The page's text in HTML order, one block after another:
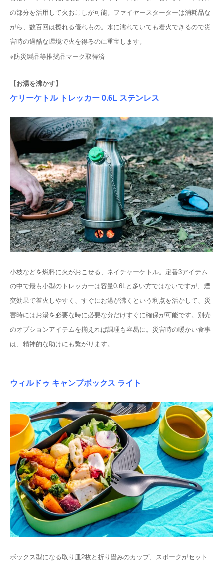
の部分を活用して火おこしが可能。ファイヤースターターは消耗品な
がら、数百回は擦れる優れもの。水に濡れていても着火できるので災
害時の過酷な環境で火を得るのに重宝します。
※防災製品等推奨品マーク取得済
【お湯を沸かす】
ケリーケトル トレッカー 0.6L ステンレス
小枝などを燃料に火がおこせる、ネイチャーケトル。定番3アイテム
の中で最も小型のトレッカーは容量0.6Lと多い方ではないですが、煙
突効果で着火しやすく、すぐにお湯が沸くという利点を活かして、災
害時にはお湯を必要な時に必要な分だけすぐに確保が可能です。別売
のオプションアイテムを揃えれば調理も容易に。災害時の暖かい食事
は、精神的な助けにも繋がります。
ウィルドゥ キャンプボックス ライト
ボックス型になる取り皿2枚と折り畳みのカップ、スポークがセット